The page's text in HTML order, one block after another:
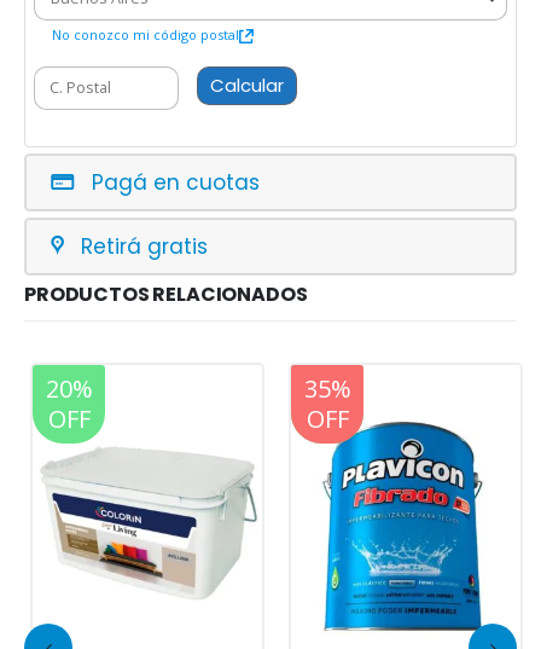
No conozco mi código postal
Calcular
Pagá en cuotas
Retirá gratis
PRODUCTOS RELACIONADOS
20%
OFF
20%
OFF
35%
OFF